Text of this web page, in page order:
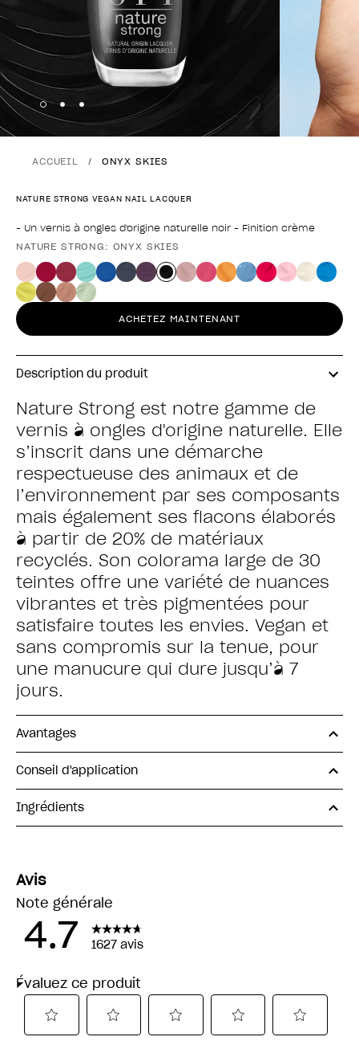
Skip to slide
Skip to slide2
Skip to slide
ACCUEIL ONYX SKIES
NATURE STRONG VEGAN NAIL LACQUER
- Un vernis à ongles d'origine naturelle noir - Finition crème
Forme du produit
NATURE STRONG: ONYX SKIES
ACHETEZ MAINTENANT
Description du produit
Nature Strong est notre gamme de
vernis à ongles d'origine naturelle. Elle
s’inscrit dans une démarche
respectueuse des animaux et de
l’environnement par ses composants
mais également ses flacons élaborés
à partir de 20% de matériaux
recyclés. Son colorama large de 30
teintes offre une variété de nuances
vibrantes et très pigmentées pour
satisfaire toutes les envies. Vegan et
sans compromis sur la tenue, pour
une manucure qui dure jusqu’à 7
jours.
Avantages
Conseil d'application
Ingrédients